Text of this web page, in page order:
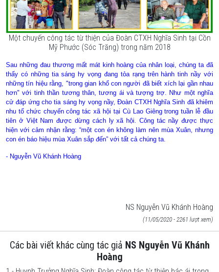
Một chuyến công tác từ thiện của Đoàn CTXH Nghĩa Sinh tại Cồn
Mỹ Phước (Sóc Trăng) trong năm 2018
Sau những đau thương mất mát kinh hoàng của nhân loại, chúng ta đã
thấy có những tia sáng hy vọng đang tỏa rạng trên hành tinh nầy với
những tín hiệu rằng, "trong gian khổ con người đã biết xích lại gần nhau
hơn" với tinh thần tương thân, tương ái và tượng trợ. Như một nghĩa
cử đáp ứng cho tia sáng hy vọng nầy, Đoàn CTXH Nghĩa Sinh đã khiêm
nhu tổ chức chuyến công tác xã hội tại Cù Lao Giêng trong tuần lễ đầu
tiên ở Việt Nam được dừng cách ly xã hội. Công tác nầy được thực
hiện với cảm nhận rằng: “một con én không làm nên mùa Xuân, nhưng
con én báo hiệu mùa Xuân sắp đến” với tất cả chúng ta.
- Nguyễn Vũ Khánh Hoàng
NS Nguyễn Vũ Khánh Hoàng
(11/05/2020 - 2261 lượt xem)
Các bài viết khác cùng tác giả NS Nguyễn Vũ Khánh
Hoàng